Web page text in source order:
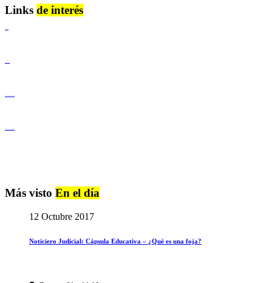
Links de interés
Más visto En el día
12 Octubre 2017
Noticiero Judicial: Cápsula Educativa – ¿Qué es una foja?